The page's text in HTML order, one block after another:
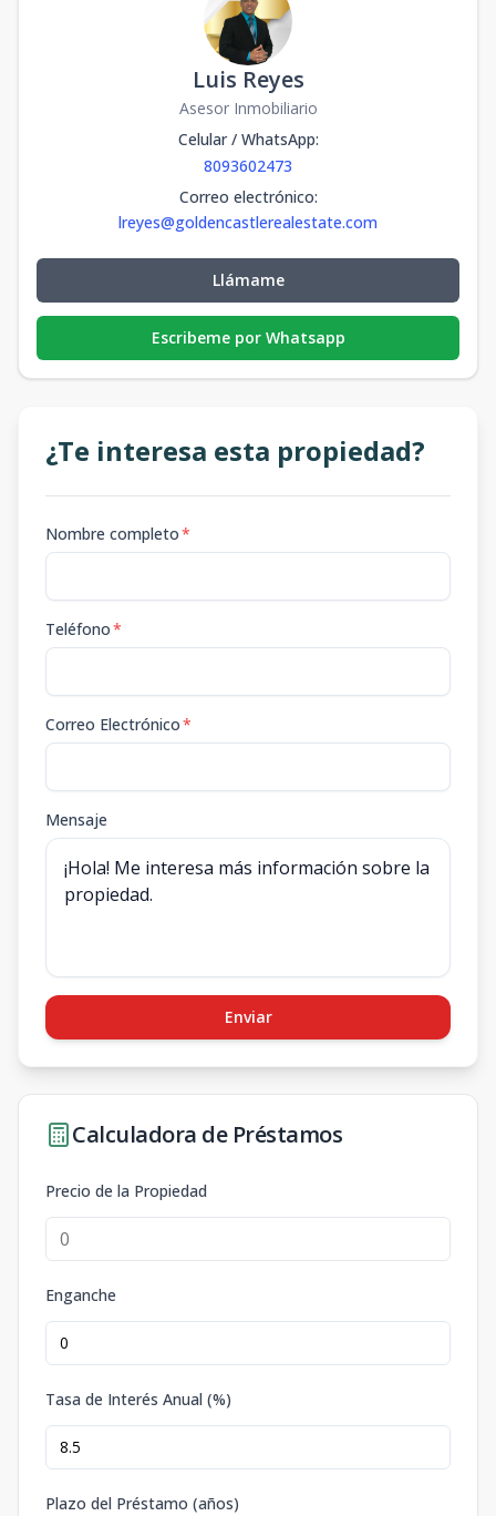
Luis Reyes
Asesor Inmobiliario
Celular / WhatsApp:
8093602473
Correo electrónico:
lreyes@goldencastlerealestate.com
Llámame
Escribeme por Whatsapp
¿Te interesa esta propiedad?
Nombre completo*
Teléfono*
Correo Electrónico*
Mensaje
Enviar
Calculadora de Préstamos
Precio de la Propiedad
Enganche
Tasa de Interés Anual (%)
Plazo del Préstamo (años)